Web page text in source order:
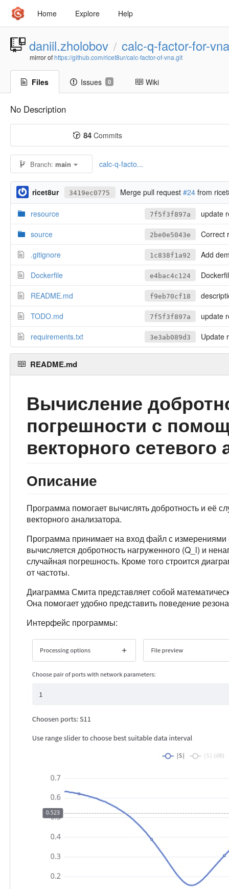
Home Explore Help
daniil.zholobov / calc-q-factor-for-vna
mirror ofhttps://github.com/ricet8ur/calc-factor-of-vna.git
Files Issues 0 Wiki
No Description
84Commits
Branch:main calc-q-facto...
ricet8ur 3419ec0775 Merge pull request#24 from
resource 7f5f3f897a
update
source
2be0e5043e
Correct
.gitignore
1c838f1a92
Add
Dockerfile
e4bac4c124
README.md
f9eb70cf18
TODO.md
7f5f3f897a
update
requirements.txt
3e3ab089d3 Update
README.md
Вычисление
погрешности с
векторного сетевого
Описание
Программа помогает вычислять добротность и её
векторного анализатора.
Программа принимает на вход файл с
вычисляется добротность нагруженного (Q_l) и
случайная погрешность. Кроме того строится
от частоты.
Диаграмма Смита представляет собой
Она помогает удобно представить поведение
Интерфейс программы: